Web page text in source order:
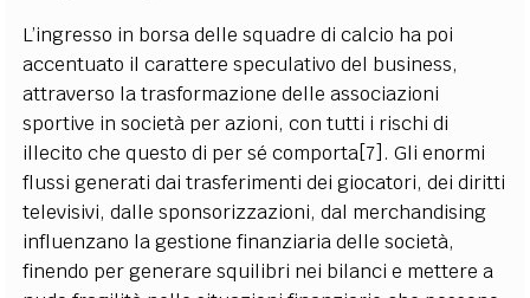
L’ingresso in borsa delle squadre di calcio ha poi
accentuato il carattere speculativo del business,
attraverso la trasformazione delle associazioni
sportive in società per azioni, con tutti i rischi di
illecito che questo di per sé comporta[7]. Gli enormi
flussi generati dai trasferimenti dei giocatori, dei diritti
televisivi, dalle sponsorizzazioni, dal merchandising
influenzano la gestione finanziaria delle società,
finendo per generare squilibri nei bilanci e mettere a